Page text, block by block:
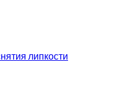
липкости